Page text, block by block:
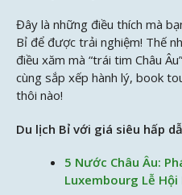
Đây là những điều thích mà
Bỉ để được trải nghiệm! Thế
điều xăm mà “trái tim Châu
cùng sắp xếp hành lý, book
thôi nào!
Du lịch Bỉ với giá siêu hấp
5 Nước Châu Âu:
Luxembourg Lễ Hội